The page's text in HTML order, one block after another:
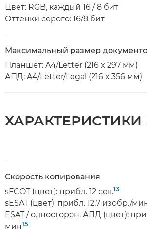
Цвет: RGB, каждый 16 / 8 бит
Оттенки серого: 16/8 бит
Максимальный размер
Планшет: A4/Letter (216 x 297 мм)
АПД: A4/Letter/Legal (216 x 356 мм)
Скорость копирования
sFCOT (цвет): прибл. 12 сек.13
sESAT (цвет): прибл. 12,7 изобр./
ESAT / односторон. АПД (цвет):
мин15